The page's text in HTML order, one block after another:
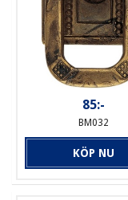
85:-
BM032
KÖP NU